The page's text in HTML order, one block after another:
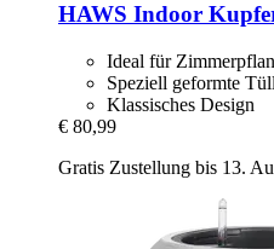
HAWS Indoor
Ideal für
Speziell geformte
Klassisches Design
€ 80,99
Gratis Zustellung bis 13.